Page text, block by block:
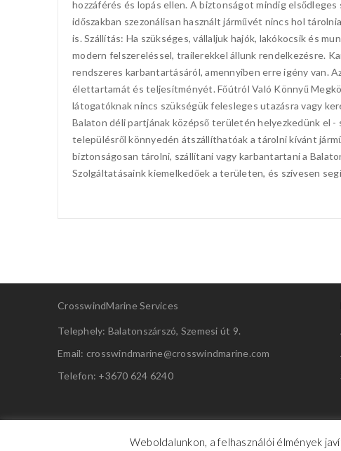
hozzáférés és lopás ellen. A biztonságot mindig
időszakban szezonálisan használt járművét nincs hol
is. Szállítás: Ha szükséges, vállaljuk hajók, lakókocsik és
modern felszereléssel, trailerekkel állunk rendelkezésre.
rendszeres karbantartásáról, amennyiben erre igény van.
élettartamát és teljesítményét. Főútról Való Könnyű
látogatóknak nincs szükségük felesleges utazásra vagy
Balaton déli partjának középső területén helyezkedünk el
településről könnyedén átszállíthatóak a tárolni kívánt
biztonságosan tárolni, szállítani vagy karbantartani a
Szolgáltatásaink kiemelkedőek a területen, és szívesen
CrosswindMarine Services
Telephely: Balatonszárszó, Szemesi út 9.
Email: crosswindmarine@crosswindmarine.com
Telefon: +3670 624 6240
CrosswindMarine Services 2025
Weboldalunkon, a felhasználói élmények